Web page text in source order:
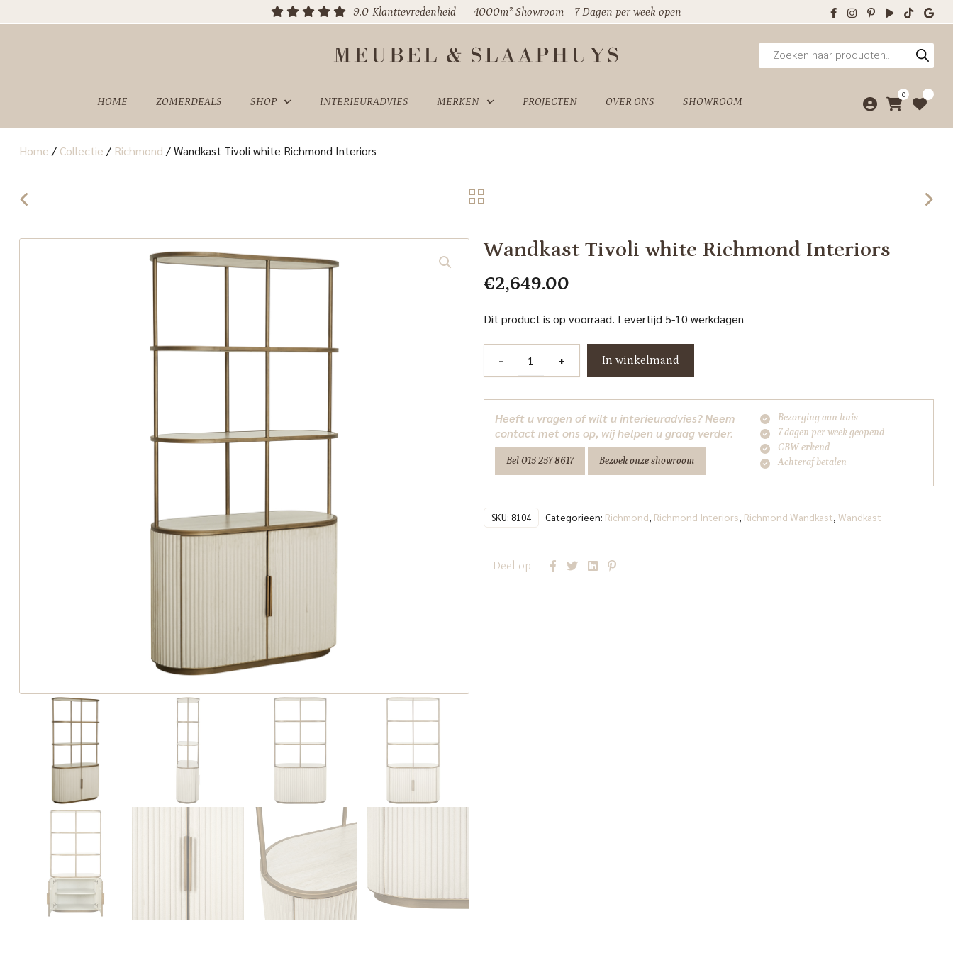
9.0 Klanttevredenheid 4000m² Showroom 7 Dagen per week open
Producten
zoeken
HOME ZOMERDEALS SHOP INTERIEURADVIES MERKEN PROJECTEN OVER ONS SHOWROOM
0
SHOWROOM
Home / Collectie / Richmond /Wandkast Tivoli white Richmond Interiors
Wandkast Tivoli white Richmond Interiors
€2,649.00
Dit product is op voorraad. Levertijd 5-10 werkdagen
-
Interiors
aantal
+ In winkelmand
Heeft u vragen of wilt u interieuradvies? Neem
contact met ons op, wij helpen u graag verder.
Bel 015 257 8617 Bezoek onze showroom
Bezorging aan huis
7 dagen per week geopend
CBW erkend
Achteraf betalen
SKU: 8104 Categorieën: Richmond, Richmond Interiors, Richmond Wandkast, Wandkast
Deel op